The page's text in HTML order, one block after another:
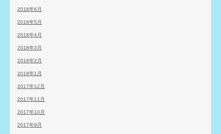
2018年6月
2018年5月
2018年4月
2018年3月
2018年2月
2018年1月
2017年12月
2017年11月
2017年10月
2017年9月